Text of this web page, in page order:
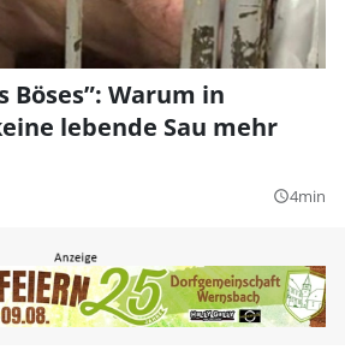
Böses”: Warum in
lebende Sau mehr
query_builder4min